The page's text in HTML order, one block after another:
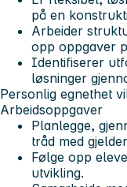
på en
Arbeider
opp oppgaver
Identifiserer
løsninger
Personlig egnethet
Arbeidsoppgaver
Planlegge,
tråd med
Følge opp
utvikling.